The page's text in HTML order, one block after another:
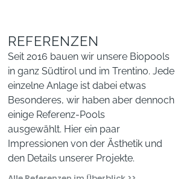
REFERENZEN
Seit 2016 bauen wir unsere Biopools
in ganz Südtirol und im Trentino. Jede
einzelne Anlage ist dabei etwas
Besonderes, wir haben aber dennoch
einige Referenz-Pools
ausgewählt. Hier ein paar
Impressionen von der Ästhetik und
den Details unserer Projekte.